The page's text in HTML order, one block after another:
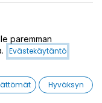
paremman
Evästekäytäntö
Hyväksyn